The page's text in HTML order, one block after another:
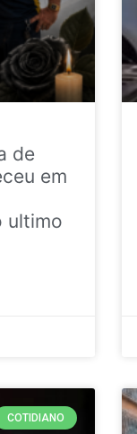
de
em
ultimo
COTIDIANO